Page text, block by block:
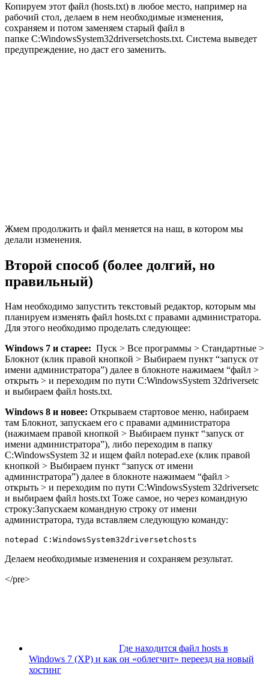
Копируем этот файл (hosts.txt) в любое место, например на
рабочий стол, делаем в нем необходимые изменения,
сохраняем и потом заменяем старый файл в
папке C:WindowsSystem32driversetchosts.txt. Система выведет
предупреждение, но даст его заменить.
Жмем продолжить и файл меняется на наш, в котором мы
делали изменения.
Второй способ (более долгий, но
правильный)
Нам необходимо запустить текстовый редактор, которым мы
планируем изменять файл hosts.txt с правами администратора.
Для этого необходимо проделать следующее:
Windows 7 и старее: Пуск > Все программы > Стандартные >
Блокнот (клик правой кнопкой > Выбираем пункт “запуск от
имени администратора”) далее в блокноте нажимаем “файл >
открыть > и переходим по пути C:WindowsSystem 32driversetc
и выбираем файл hosts.txt.
Windows 8 и новее: Открываем стартовое меню, набираем
там Блокнот, запускаем его с правами администратора
(нажимаем правой кнопкой > Выбираем пункт “запуск от
имени администратора”), либо переходим в папку
C:WindowsSystem 32 и ищем файл notepad.exe (клик правой
кнопкой > Выбираем пункт “запуск от имени
администратора”) далее в блокноте нажимаем “файл >
открыть > и переходим по пути C:WindowsSystem 32driversetc
и выбираем файл hosts.txt Тоже самое, но через командную
строку:Запускаем командную строку от имени
администратора, туда вставляем следующую команду:
notepad C:WindowsSystem32driversetchosts
Делаем необходимые изменения и сохраняем результат.
</pre>
Где находится файл hosts в
Windows 7 (XP) и как он «облегчит» переезд на новый
хостинг